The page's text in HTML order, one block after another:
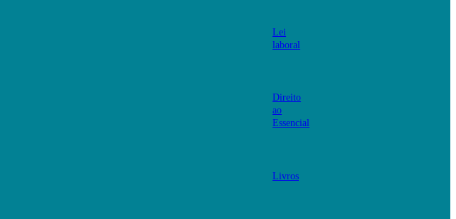
Lei
laboral
Direito
ao
Essencial
Livros